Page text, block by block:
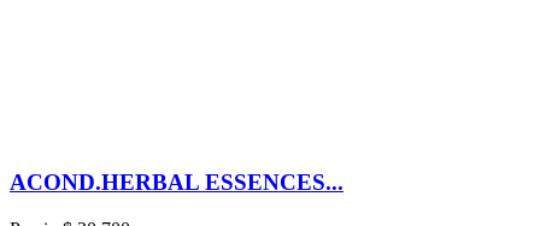
ACOND.HERBAL ESSENCES...